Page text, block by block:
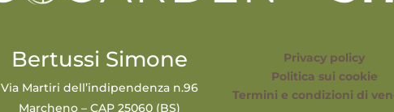
Bertussi Simone
Via Martiri dell’indipendenza n.96
Marcheno – CAP 25060 (BS)
Privacy policy
Politica sui cookie
Termini e condizioni di